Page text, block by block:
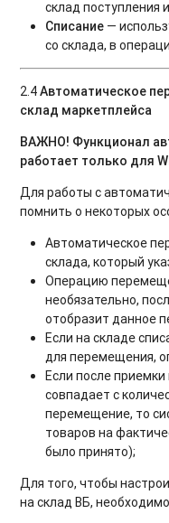
склад поступления
Списание —
со склада, в
2.4Автоматическое
склад маркетплейса
ВАЖНО! Функционал
работает только для
Для работы с
помнить о некоторых
Автоматическое
склада, который
Операцию
необязательно,
отобразит данное
Если на складе
для перемещения,
Если после
совпадает с
перемещение, то
товаров на
было принято);
Для того, чтобы
на склад ВБ,